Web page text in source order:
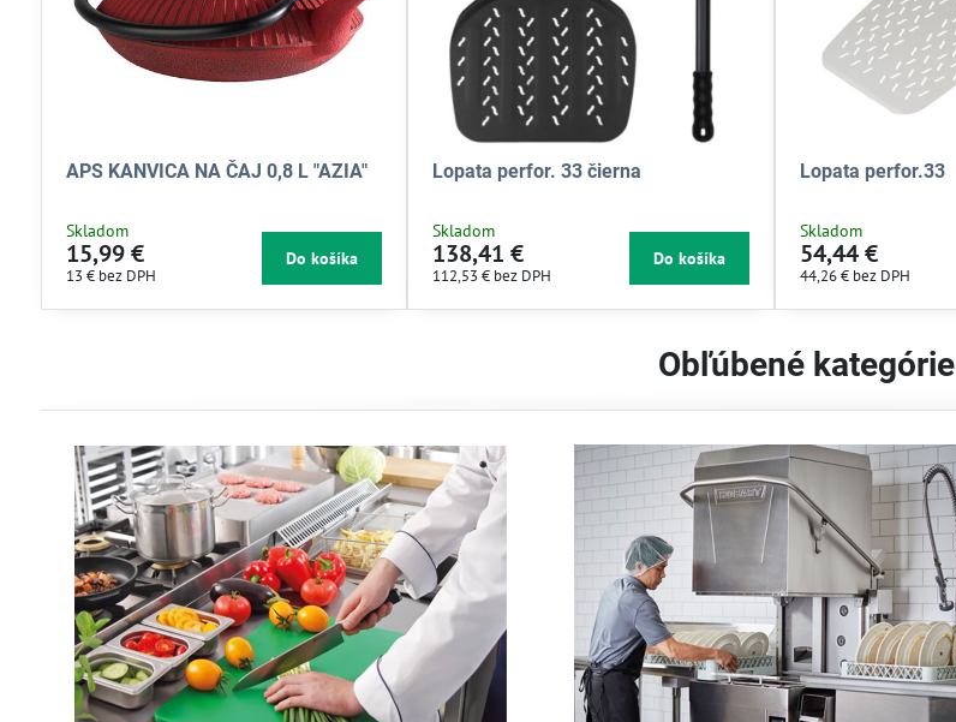
APS KANVICA NA ČAJ 0,8 L "AZIA"
Skladom
15,99 €
13 € bez DPH
Do košíka
Lopata perfor. 33 čierna
Skladom
138,41 €
112,53 € bez DPH
Do košíka
Lopata perfor.33
Skladom
54,44 €
44,26 € bez DPH
Obľúbené kategórie